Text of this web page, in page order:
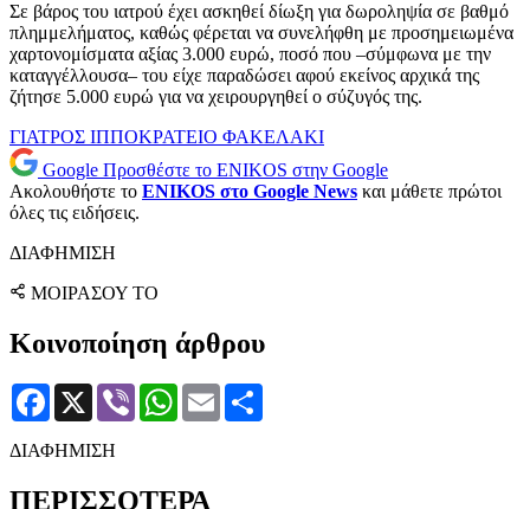
Σε βάρος του ιατρού έχει ασκηθεί δίωξη για δωροληψία σε βαθμό
πλημμελήματος, καθώς φέρεται να συνελήφθη με προσημειωμένα
χαρτονομίσματα αξίας 3.000 ευρώ, ποσό που –σύμφωνα με την
καταγγέλλουσα– του είχε παραδώσει αφού εκείνος αρχικά της
ζήτησε 5.000 ευρώ για να χειρουργηθεί ο σύζυγός της.
ΓΙΑΤΡΟΣ ΙΠΠΟΚΡΑΤΕΙΟ ΦΑΚΕΛΑΚΙ
Google Προσθέστε το ENIKOS στην Google
Ακολουθήστε το ENIKOS στο Google News και μάθετε πρώτοι
όλες τις ειδήσεις.
ΔΙΑΦΗΜΙΣΗ
ΜΟΙΡΑΣΟΥ ΤΟ
Κοινοποίηση άρθρου
Facebook
X Viber WhatsApp
Email
ΔΙΑΦΗΜΙΣΗ
ΠΕΡΙΣΣΟΤΕΡΑ